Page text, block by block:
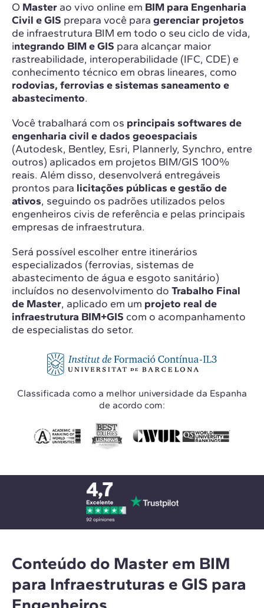
O Master ao vivo online em BIM para Engenharia
Civil e GIS prepara você para gerenciar projetos
de infraestrutura BIM em todo o seu ciclo de vida,
integrando BIM e GIS para alcançar maior
rastreabilidade, interoperabilidade (IFC, CDE) e
conhecimento técnico em obras lineares, como
rodovias, ferrovias e sistemas saneamento e
abastecimento.
Você trabalhará com os principais softwares de
engenharia civil e dados geoespaciais
(Autodesk, Bentley, Esri, Plannerly, Synchro, entre
outros) aplicados em projetos BIM/GIS 100%
reais. Além disso, desenvolverá entregáveis
prontos para licitações públicas e gestão de
ativos, seguindo os padrões utilizados pelos
engenheiros civis de referência e pelas principais
empresas de infraestrutura.
Será possível escolher entre itinerários
especializados (ferrovias, sistemas de
abastecimento de água e esgoto sanitário)
incluídos no desenvolvimento do Trabalho Final
de Master, aplicado em um projeto real de
infraestrutura BIM+GIS com o acompanhamento
de especialistas do setor.
Classificada como a melhor universidade da Espanha
de acordo com:
Conteúdo do Master em BIM
para Infraestruturas e GIS para